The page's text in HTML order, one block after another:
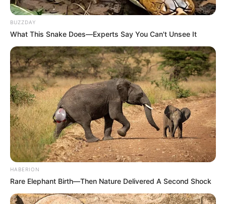
Film ini dibintangi oleh aktris dan aktor ternama seperti Hugo
Weaving, Hera Hilmar, Robert Sheehan, Jihae, Ronan Raftery,
Leila George, Patrick Malahide, dan Stephen Lang.
arrow_forward_ios Baca selengkapnya
Mute
BUZZDAY
What This Snake Does—Experts Say You Can't Unsee It
HABERION
Rare Elephant Birth—Then Nature Delivered A Second Shock